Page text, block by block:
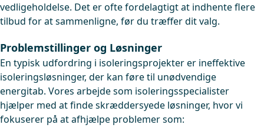
vedligeholdelse. Det er ofte fordelagtigt at indhente flere
tilbud for at sammenligne, før du træffer dit valg.
Problemstillinger og Løsninger
En typisk udfordring i isoleringsprojekter er ineffektive
isoleringsløsninger, der kan føre til unødvendige
energitab. Vores arbejde som isoleringsspecialister
hjælper med at finde skræddersyede løsninger, hvor vi
fokuserer på at afhjælpe problemer som: